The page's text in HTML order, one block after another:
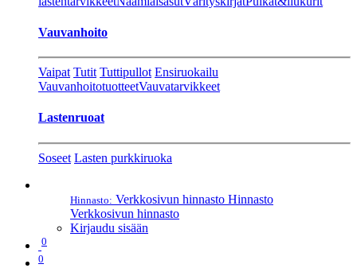
Vauvanhoito
Vaipat Tutit Tuttipullot Ensiruokailu
VauvanhoitotuotteetVauvatarvikkeet
Lastenruoat
Soseet Lasten purkkiruoka
Hinnasto: Verkkosivun hinnasto Hinnasto
Verkkosivun hinnasto
Kirjaudu sisään
0
0